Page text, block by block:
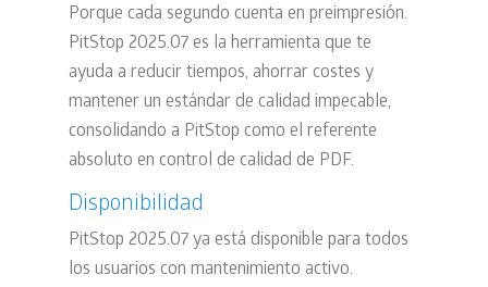
Porque cada segundo cuenta en preimpresión.
PitStop 2025.07 es la herramienta que te
ayuda a reducir tiempos, ahorrar costes y
mantener un estándar de calidad impecable,
consolidando a PitStop como el referente
absoluto en control de calidad de PDF.
Disponibilidad
PitStop 2025.07ya está disponible para todos
los usuarios con mantenimiento activo.